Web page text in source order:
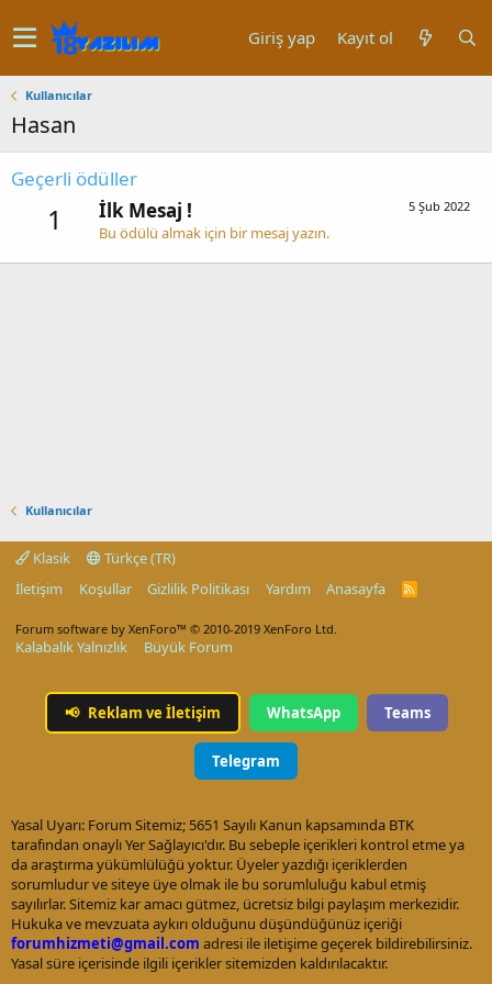
Giriş yap Kayıt ol
Kullanıcılar
Hasan
Geçerli ödüller
1 5 Şub 2022
İlk Mesaj !
Bu ödülü almak için bir mesaj yazın.
Kullanıcılar
Klasik
Türkçe (TR)
İletişim
Koşullar Gizlilik Politikası Yardım Anasayfa
R
Forum software by XenForo™ © 2010-2019 XenForo Ltd.
Kalabalık Yalnızlık Büyük Forum
📢 Reklam ve İletişim WhatsApp Teams
Telegram
Yasal Uyarı: Forum Sitemiz; 5651 Sayılı Kanun kapsamında BTK
tarafından onaylı Yer Sağlayıcı'dır. Bu sebeple içerikleri kontrol etme ya
da araştırma yükümlülüğü yoktur. Üyeler yazdığı içeriklerden
sorumludur ve siteye üye olmak ile bu sorumluluğu kabul etmiş
sayılırlar. Sitemiz kar amacı gütmez, ücretsiz bilgi paylaşım merkezidir.
Hukuka ve mevzuata aykırı olduğunu düşündüğünüz içeriği
forumhizmeti@gmail.com adresi ile iletişime geçerek bildirebilirsiniz.
Yasal süre içerisinde ilgili içerikler sitemizden kaldırılacaktır.